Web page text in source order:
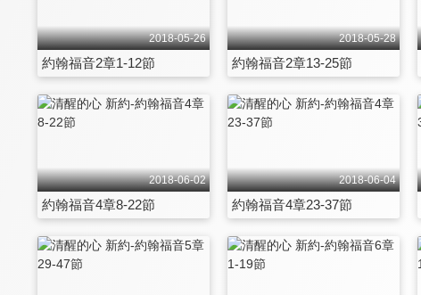
2018-05-26
約翰福音2章1-12節
2018-05-28
約翰福音2章13-25節
2018-06-02
約翰福音4章8-22節
2018-06-04
約翰福音4章23-37節